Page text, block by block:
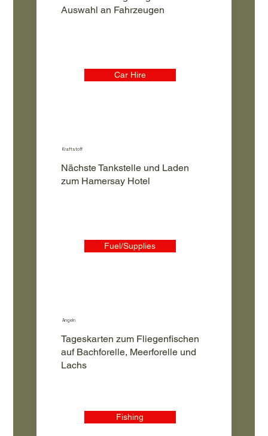
Auswahl an Fahrzeugen
Car Hire
Kraftstoff
Nächste Tankstelle und Laden
zum Hamersay Hotel
Fuel/Supplies
Angeln
Tageskarten zum Fliegenfischen
auf Bachforelle, Meerforelle und
Lachs
Fishing